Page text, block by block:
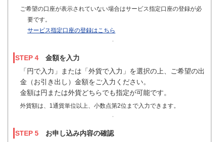
ご希望の口座が表示されていない場合はサービス指定口座の登録が必
要です。
サービス指定口座の登録はこちら
STEP 4 金額を入力
「円で入力」または「外貨で入力」を選択の上、ご希望の出
金（お引き出し）金額をご入力ください。
金額は円または外貨どちらでも指定が可能です。
外貨額は、1通貨単位以上、小数点第2位まで入力できます。
STEP 5 お申し込み内容の確認